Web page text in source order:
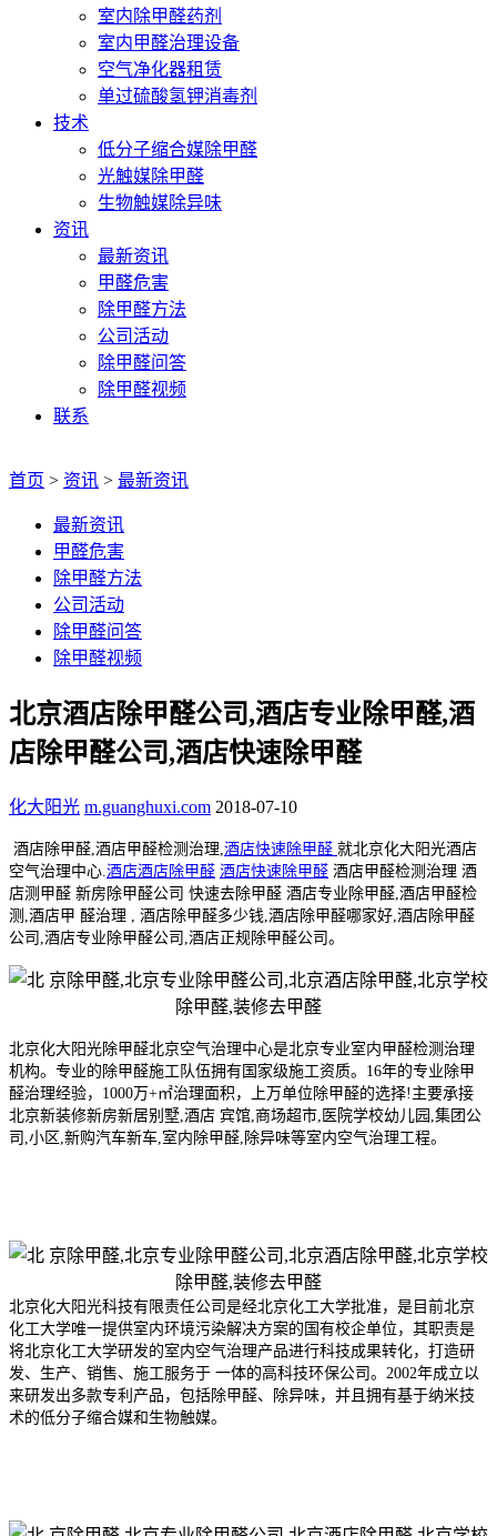
室内除甲醛药剂
室内甲醛治理设备
空气净化器租赁
单过硫酸氢钾消毒剂
技术
低分子缩合媒除甲醛
光触媒除甲醛
生物触媒除异味
资讯
最新资讯
甲醛危害
除甲醛方法
公司活动
除甲醛问答
除甲醛视频
联系
首页 > 资讯 > 最新资讯
最新资讯
甲醛危害
除甲醛方法
公司活动
除甲醛问答
除甲醛视频
北京酒店除甲醛公司,酒店专业除甲醛,酒
店除甲醛公司,酒店快速除甲醛
化大阳光 m.guanghuxi.com 2018-07-10
酒店除甲醛,酒店甲醛检测治理, 酒店快速除甲醛 就北京化大阳光酒店
空气治理中心. 酒店酒店除甲醛 酒店快速除甲醛 酒店甲醛检测治理 酒
店测甲醛 新房除甲醛公司 快速去除甲醛 酒店专业除甲醛,酒店甲醛检
测,酒店甲 醛治理 , 酒店除甲醛多少钱,酒店除甲醛哪家好,酒店除甲醛
公司,酒店专业除甲醛公司,酒店正规除甲醛公司。
北京化大阳光除甲醛北京空气治理中心是北京专业室内甲醛检测治理
机构。专业的除甲醛施工队伍拥有国家级施工资质。16年的专业除甲
醛治理经验，1000万+㎡治理面积，上万单位除甲醛的选择!主要承接
北京新装修新房新居别墅,酒店 宾馆,商场超市,医院学校幼儿园,集团公
司,小区,新购汽车新车,室内除甲醛,除异味等室内空气治理工程。
北京化大阳光科技有限责任公司是经北京化工大学批准，是目前北京
化工大学唯一提供室内环境污染解决方案的国有校企单位，其职责是
将北京化工大学研发的室内空气治理产品进行科技成果转化，打造研
发、生产、销售、施工服务于 一体的高科技环保公司。2002年成立以
来研发出多款专利产品，包括除甲醛、除异味，并且拥有基于纳米技
术的低分子缩合媒和生物触媒。